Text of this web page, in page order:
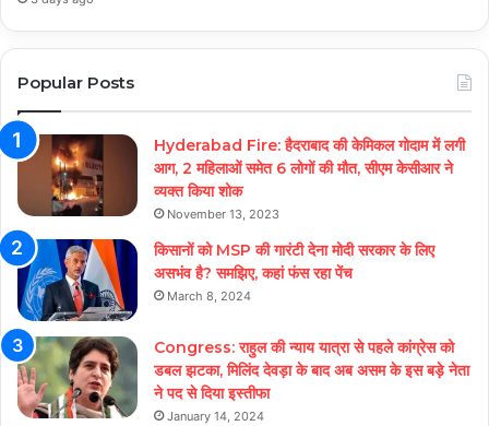
Popular Posts
Hyderabad Fire: हैदराबाद की केमिकल गोदाम में लगी
आग, 2 महिलाओं समेत 6 लोगों की मौत, सीएम केसीआर ने
व्यक्त किया शोक
November 13, 2023
किसानों को MSP की गारंटी देना मोदी सरकार के लिए
असभंव है? समझिए, कहां फंस रहा पेंच
March 8, 2024
Congress: राहुल की न्याय यात्रा से पहले कांग्रेस को
डबल झटका, मिलिंद देवड़ा के बाद अब असम के इस बड़े नेता
ने पद से दिया इस्तीफा
January 14, 2024